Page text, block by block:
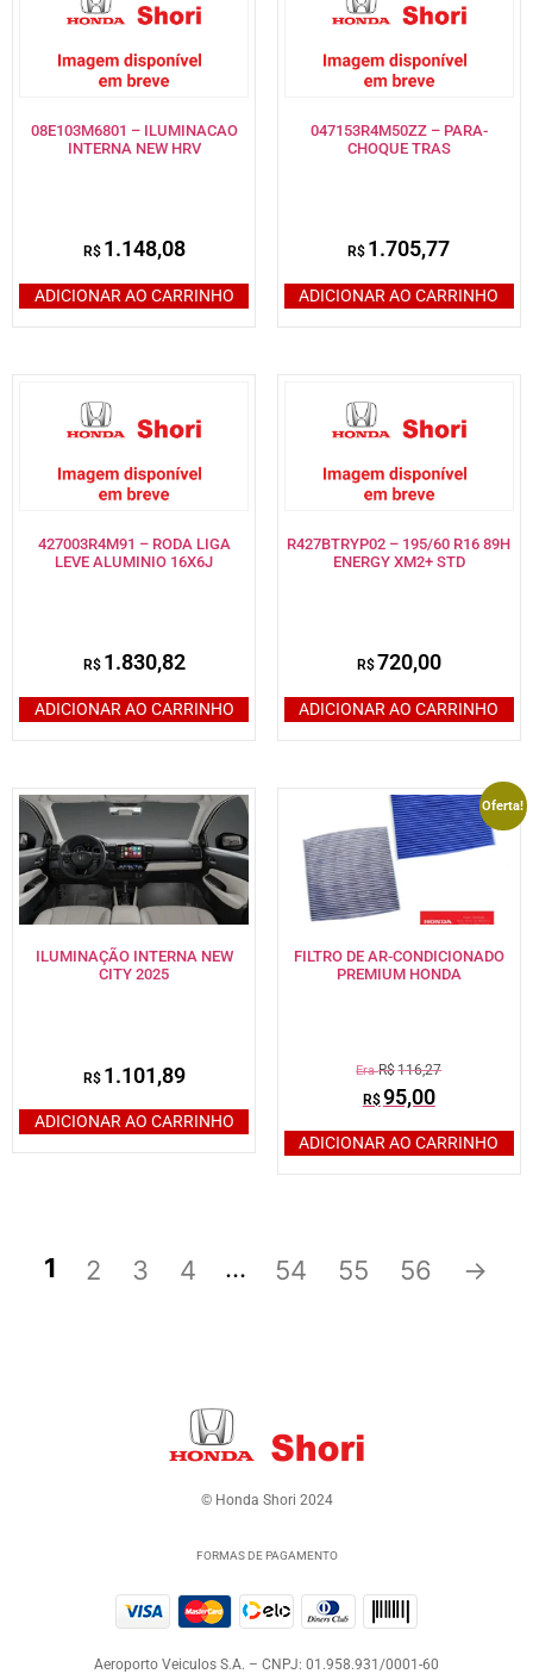
08E103M6801 – ILUMINACAO
INTERNA NEW HRV
R$ 1.148,08
ADICIONAR AO CARRINHO
047153R4M50ZZ – PARA-
CHOQUE TRAS
R$ 1.705,77
ADICIONAR AO CARRINHO
427003R4M91 – RODA LIGA
LEVE ALUMINIO 16X6J
R$ 1.830,82
ADICIONAR AO CARRINHO
R427BTRYP02 – 195/60 R16 89H
ENERGY XM2+ STD
R$720,00
ADICIONAR AO CARRINHO
ILUMINAÇÃO INTERNA NEW
CITY 2025
R$ 1.101,89
ADICIONAR AO CARRINHO
Oferta!
FILTRO DE AR-CONDICIONADO
PREMIUM HONDA
R$116,27
R$95,00
ADICIONAR AO CARRINHO
1 2 3 4 … 54 55 56 →
© Honda Shori 2024
FORMAS DE PAGAMENTO
Aeroporto Veiculos S.A. – CNPJ: 01.958.931/0001-60